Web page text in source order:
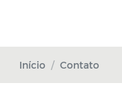
Início Contato